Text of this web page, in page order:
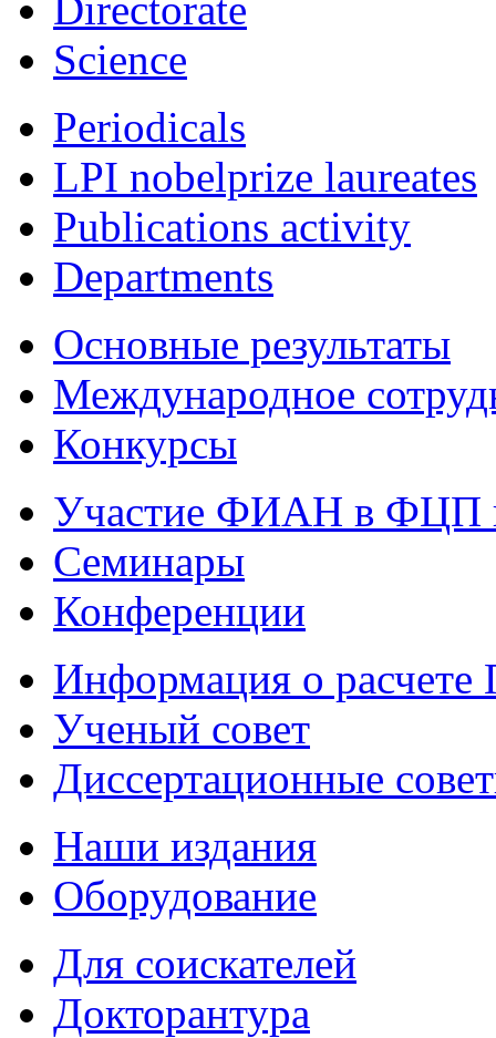
Science
Periodicals
LPI nobelprize laureates
Publications activity
Departments
Основные результаты
Международное
Конкурсы
Участие ФИАН в ФЦП
Семинары
Конференции
Информация о
Ученый совет
Диссертационные
Наши издания
Оборудование
Для соискателей
Докторантура